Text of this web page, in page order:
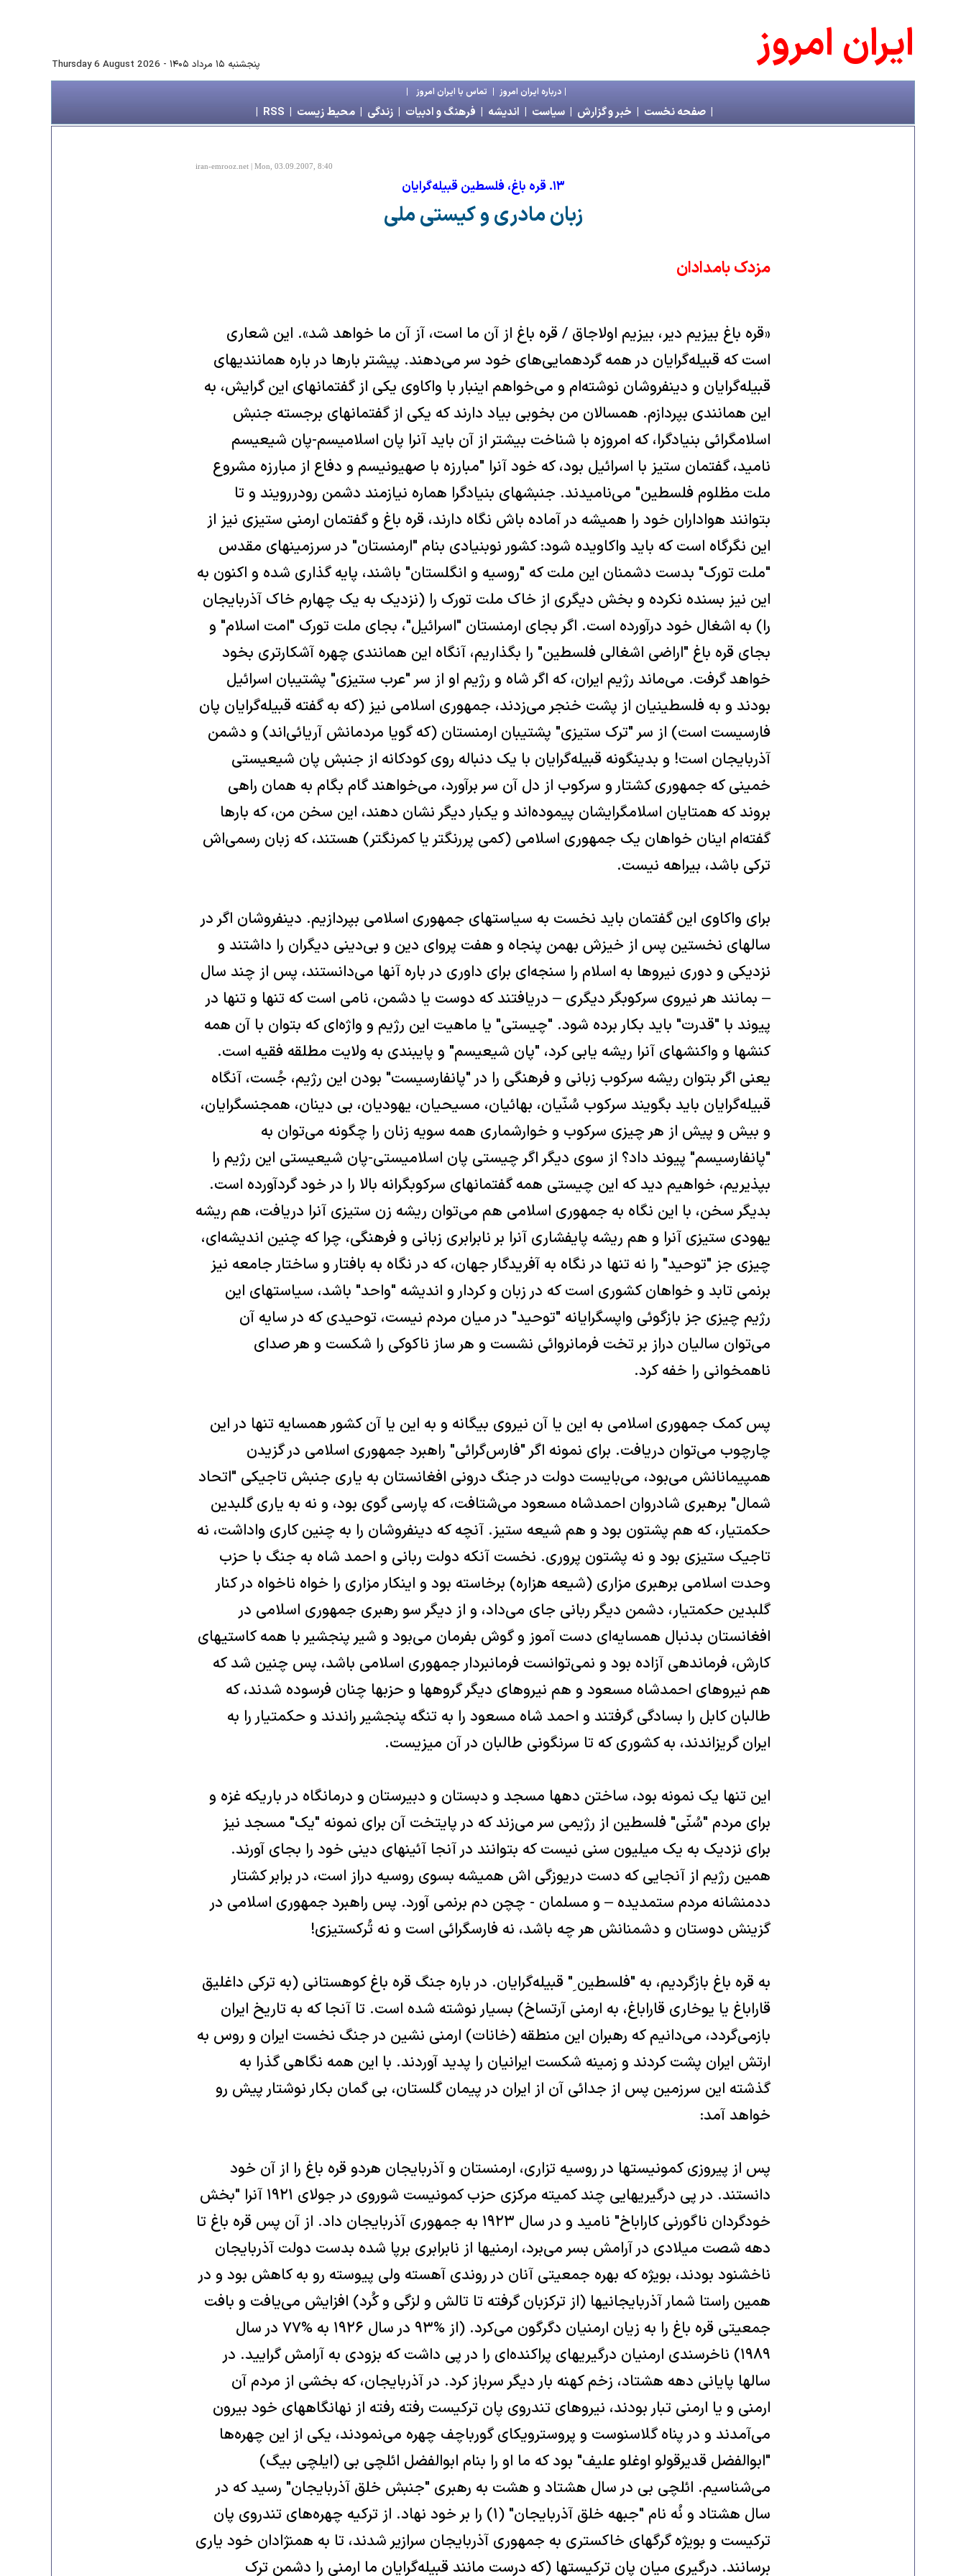
پنجشنبه ۱۵ مرداد ۱۴۰۵ -
Thursday 6 August 2026 ايران امروز
|درباره ايران امروز | تماس با ايران امروز |
| صفحه نخست | خبر و گزارش | سياست | انديشه | فرهنگ و ادبيات | زندگی | محیط زیست |
RSS
|
iran-emrooz.net | Mon, 03.09.2007, 8:40
۱۳. قره باغ، فلسطين قبيله‌گرايان
زبان مادری و کيستی ملی
مزدک بامدادان
«قره باغ بيزيم دير، بيزيم اولاجاق / قره باغ از آن ما است، آز آن ما خواهد شد». اين شعاری
است که قبيله‌گرايان در همه گردهمايی‌های خود سر می‌دهند. پيشتر بارها در باره هماننديهای
قبيله‌گرايان و دينفروشان نوشته‌ام و می‌خواهم اينبار با واکاوی يکی از گفتمانهای اين گرايش، به
اين همانندی بپردازم. همسالان من بخوبی بياد دارند که يکی از گفتمانهای برجسته جنبش
اسلامگرائی بنيادگرا، که امروزه با شناخت بيشتر از آن بايد آنرا پان اسلاميسم-پان شيعيسم
ناميد، گفتمان ستيز با اسرائيل بود، که خود آنرا "مبارزه با صهيونيسم و دفاع از مبارزه مشروع
ملت مظلوم فلسطين" می‌ناميدند. جنبشهای بنيادگرا هماره نيازمند دشمن رودررويند و تا
بتوانند هواداران خود را هميشه در آماده باش نگاه دارند، قره باغ و گفتمان ارمنی ستيزی نيز از
اين نگرگاه است که بايد واکاويده شود: کشور نوبنيادی بنام "ارمنستان" در سرزمينهای مقدس
"ملت تورک" بدست دشمنان اين ملت که "روسيه و انگلستان" باشند، پايه گذاری شده و اکنون به
اين نيز بسنده نکرده و بخش ديگری از خاک ملت تورک را (نزديک به يک چهارم خاک آذربايجان
را) به اشغال خود درآورده است. اگر بجای ارمنستان "اسرائيل"، بجای ملت تورک "امت اسلام" و
بجای قره باغ "اراضی اشغالی فلسطين" را بگذاريم، آنگاه اين همانندی چهره آشکارتری بخود
خواهد گرفت. می‌ماند رژيم ايران، که اگر شاه و رژيم او از سر "عرب ستيزی" پشتيبان اسرائيل
بودند و به فلسطينيان از پشت خنجر می‌زدند، جمهوری اسلامی نيز (که به گفته قبيله‌گرايان پان
فارسيست است) از سر "ترک ستيزی" پشتيبان ارمنستان (که گويا مردمانش آريائی‌اند) و دشمن
آذربايجان است! و بدينگونه قبيله‌گرايان با يک دنباله روی کودکانه از جنبش پان شيعيستی
خمينی که جمهوری کشتار و سرکوب از دل آن سر برآورد، می‌خواهند گام بگام به همان راهی
بروند که همتايان اسلامگرايشان پيموده‌اند و يکبار ديگر نشان دهند، اين سخن من، که بارها
گفته‌ام اينان خواهان يک جمهوری اسلامی (کمی پررنگتر يا کمرنگتر) هستند، که زبان رسمی‌اش
ترکی باشد، بيراهه نيست.
برای واکاوی اين گفتمان بايد نخست به سياستهای جمهوری اسلامی بپردازيم. دينفروشان اگر در
سالهای نخستين پس از خيزش بهمن پنجاه و هفت پروای دين و بی‌دينی ديگران را داشتند و
نزديکی و دوری نيروها به اسلام را سنجه‌ای برای داوری در باره آنها می‌دانستند، پس از چند سال
– بمانند هر نيروی سرکوبگر ديگری – دريافتند که دوست يا دشمن، نامی است که تنها و تنها در
پيوند با "قدرت" بايد بکار برده شود. "چيستی" يا ماهيت اين رژيم و واژه‌ای که بتوان با آن همه
کنشها و واکنشهای آنرا ريشه يابی کرد، "پان شيعيسم" و پايبندی به ولايت مطلقه فقيه است.
يعنی اگر بتوان ريشه سرکوب زبانی و فرهنگی را در "پانفارسيست" بودن اين رژيم، جُست، آنگاه
قبيله‌گرايان بايد بگويند سرکوب سُنّيان، بهائيان، مسيحيان، يهوديان، بی دينان، همجنسگرايان،
و بيش و پيش از هر چيزی سرکوب و خوارشماری همه سويه زنان را چگونه می‌توان به
"پانفارسيسم" پيوند داد؟ از سوی ديگر اگر چيستی پان اسلاميستی-پان شيعيستی اين رژيم را
بپذيريم، خواهيم ديد که اين چيستی همه گفتمانهای سرکوبگرانه بالا را در خود گردآورده است.
بديگر سخن، با اين نگاه به جمهوری اسلامی هم می‌توان ريشه زن ستيزی آنرا دريافت، هم ريشه
يهودی ستيزی آنرا و هم ريشه پايفشاری آنرا بر نابرابری زبانی و فرهنگی، چرا که چنين انديشه‌ای،
چيزی جز "توحيد" را نه تنها در نگاه به آفريدگار جهان، که در نگاه به بافتار و ساختار جامعه نيز
برنمی تابد و خواهان کشوری است که در زبان و کردار و انديشه "واحد" باشد، سياستهای اين
رژيم چيزی جز بازگوئی واپسگرايانه "توحيد" در ميان مردم نيست، توحيدی که در سايه آن
می‌توان ساليان دراز بر تخت فرمانروائی نشست و هر ساز ناکوکی را شکست و هر صدای
ناهمخوانی را خفه کرد.
پس کمک جمهوری اسلامی به اين يا آن نيروی بيگانه و به اين يا آن کشور همسايه تنها در اين
چارچوب می‌توان دريافت. برای نمونه اگر "فارس‌گرائی" راهبرد جمهوری اسلامی در گزيدن
همپيمانانش می‌بود، می‌بايست دولت در جنگ درونی افغانستان به ياری جنبش تاجيکی "اتحاد
شمال" برهبری شادروان احمدشاه مسعود می‌شتافت، که پارسی گوی بود، و نه به ياری گلبدين
حکمتيار، که هم پشتون بود و هم شيعه ستيز. آنچه که دينفروشان را به چنين کاری واداشت، نه
تاجيک ستيزی بود و نه پشتون پروری. نخست آنکه دولت ربانی و احمد شاه به جنگ با حزب
وحدت اسلامی برهبری مزاری (شيعه هزاره) برخاسته بود و اينکار مزاری را خواه ناخواه در کنار
گلبدين حکمتيار، دشمن ديگر ربانی جای می‌داد، و از ديگر سو رهبری جمهوری اسلامی در
افغانستان بدنبال همسايه‌ای دست آموز و گوش بفرمان می‌بود و شير پنجشير با همه کاستيهای
کارش، فرماندهی آزاده بود و نمی‌توانست فرمانبردار جمهوری اسلامی باشد، پس چنين شد که
هم نيروهای احمدشاه مسعود و هم نيروهای ديگر گروهها و حزبها چنان فرسوده شدند، که
طالبان کابل را بسادگی گرفتند و احمد شاه مسعود را به تنگه پنجشير راندند و حکمتيار را به
ايران گريزاندند، به کشوری که تا سرنگونی طالبان در آن ميزيست.
اين تنها يک نمونه بود، ساختن دهها مسجد و دبستان و دبيرستان و درمانگاه در باريکه غزه و
برای مردم "سُنّی" فلسطين از رژيمی سر می‌زند که در پايتخت آن برای نمونه "يک" مسجد نيز
برای نزديک به يک ميليون سنی نيست که بتوانند در آنجا آئينهای دينی خود را بجای آورند.
همين رژيم از آنجايی که دست دريوزگی اش هميشه بسوی روسيه دراز است، در برابر کشتار
ددمنشانه مردم ستمديده – و مسلمان - چچن دم برنمی آورد. پس راهبرد جمهوری اسلامی در
گزينش دوستان و دشمنانش هر چه باشد، نه فارسگرائی است و نه تُرکستيزی!
به قره باغ بازگرديم، به "فلسطين ِ" قبيله‌گرايان. در باره جنگ قره باغ کوهستانی (به ترکی داغليق
قاراباغ يا يوخاری قاراباغ، به ارمنی آرتساخ) بسيار نوشته شده است. تا آنجا که به تاريخ ايران
بازمی‌گردد، می‌دانيم که رهبران اين منطقه (خانات) ارمنی نشين در جنگ نخست ايران و روس به
ارتش ايران پشت کردند و زمينه شکست ايرانيان را پديد آوردند. با اين همه نگاهی گذرا به
گذشته اين سرزمين پس از جدائی آن از ايران در پيمان گلستان، بی گمان بکار نوشتار پيش رو
خواهد آمد:
پس از پيروزی کمونيستها در روسيه تزاری، ارمنستان و آذربايجان هردو قره باغ را از آن خود
دانستند. در پی درگيريهايی چند کميته مرکزی حزب کمونيست شوروی در جولای ۱۹۲۱ آنرا "بخش
خودگردان ناگورنی کاراباخ" ناميد و در سال ۱۹۲۳ به جمهوری آذربايجان داد. از آن پس قره باغ تا
دهه شصت ميلادی در آرامش بسر می‌برد، ارمنيها از نابرابری برپا شده بدست دولت آذربايجان
ناخشنود بودند، بويژه که بهره جمعيتی آنان در روندی آهسته ولی پيوسته رو به کاهش بود و در
همين راستا شمار آذربايجانيها (از ترکزبان گرفته تا تالش و لزگی و کُرد) افزايش می‌يافت و بافت
جمعيتی قره باغ را به زيان ارمنيان دگرگون می‌کرد. (از %۹۳ در سال ۱۹۲۶ به %۷۷ در سال
۱۹۸۹) ناخرسندی ارمنيان درگيريهای پراکنده‌ای را در پی داشت که بزودی به آرامش گراييد. در
سالها پايانی دهه هشتاد، زخم کهنه بار ديگر سرباز کرد. در آذربايجان، که بخشی از مردم آن
ارمنی و يا ارمنی تبار بودند، نيروهای تندروی پان ترکيست رفته رفته از نهانگاههای خود بيرون
می‌آمدند و در پناه گلاسنوست و پروسترويکای گورباچف چهره می‌نمودند، يکی از اين چهره‌ها
"ابوالفضل قديرقولو اوغلو عليف" بود که ما او را بنام ابوالفضل ائلچی بی (ايلچی بيگ)
می‌شناسيم. ائلچی بی در سال هشتاد و هشت به رهبری "جنبش خلق آذربايجان" رسيد که در
سال هشتاد و نُه نام "جبهه خلق آذربايجان" (۱) را بر خود نهاد. از ترکيه چهره‌های تندروی پان
ترکيست و بويژه گرگهای خاکستری به جمهوری آذربايجان سرازير شدند، تا به همنژادان خود ياری
برسانند. درگيری ميان پان ترکيستها (که درست مانند قبيله‌گرايان ما ارمنی را دشمن ترک